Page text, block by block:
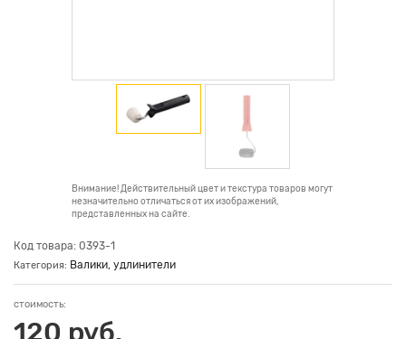
Внимание! Действительный цвет и текстура товаров могут
незначительно отличаться от их изображений,
представленных на сайте.
Код товара: 0393-1
Категория: Валики, удлинители
стоимость: